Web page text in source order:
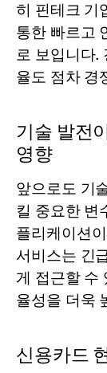
히 핀테크 기
통한 빠르고
로 보입니다.
율도 점차 경
기술 발전
영향
앞으로도 기
킬 중요한 변
플리케이션
서비스는 긴
게 접근할 수
율성을 더욱
신용카드